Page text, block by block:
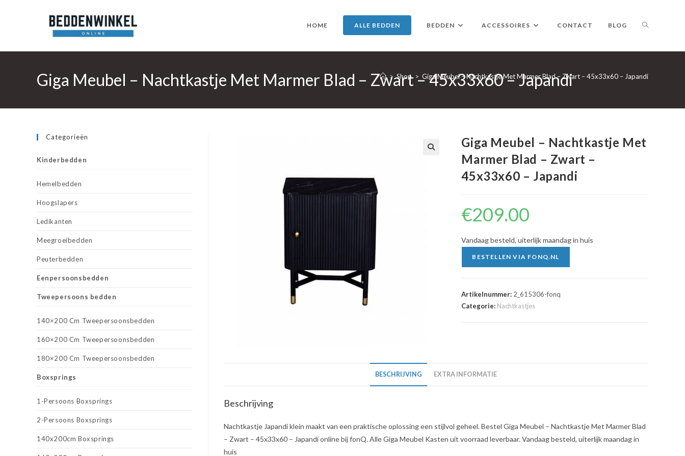
HOME ALLE BEDDEN BEDDEN ACCESSOIRES CONTACT BLOG TOGGLE
WEBSITE
Giga Meubel – Nachtkastje Met Marmer Blad – Zwart – 45x33x60 – Japandi
> Shop > Giga Meubel – Nachtkastje Met Marmer Blad – Zwart – 45x33x60 – Japandi
Giga Meubel – Nachtkastje Met
Marmer Blad – Zwart –
45x33x60 – Japandi
€209.00
Vandaag besteld, uiterlijk maandag in huis
BESTELLEN VIA FONQ.NL
Artikelnummer: 2_615306-fonq
Categorie: Nachtkastjes
BESCHRIJVING EXTRA INFORMATIE
Beschrijving
Nachtkastje Japandi klein maakt van een praktische oplossing een stijlvol geheel. Bestel Giga Meubel – Nachtkastje Met Marmer Blad
– Zwart – 45x33x60 – Japandi online bij fonQ. Alle Giga Meubel Kasten uit voorraad leverbaar. Vandaag besteld, uiterlijk maandag in
huis
Categorieën
Kinderbedden
Hemelbedden
Hoogslapers
Ledikanten
Meegroeibedden
Peuterbedden
Eenpersoonsbedden
Tweepersoons bedden
140×200 Cm Tweepersoonsbedden
160×200 Cm Tweepersoonsbedden
180×200 Cm Tweepersoonsbedden
Boxsprings
1-Persoons Boxsprings
2-Persoons Boxsprings
140x200cm Boxsprings